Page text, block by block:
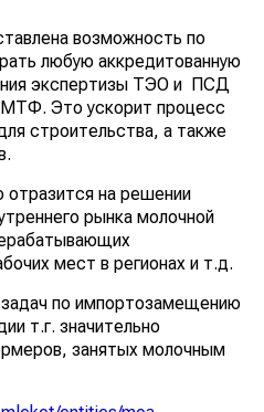
возможность по
любую аккредитованную
экспертизы ТЭО и ПСД
Это ускорит процесс
строительства, а также
на решении
рынка молочной
мест в регионах и т.д.
по импортозамещению
т.г. значительно
занятых молочным